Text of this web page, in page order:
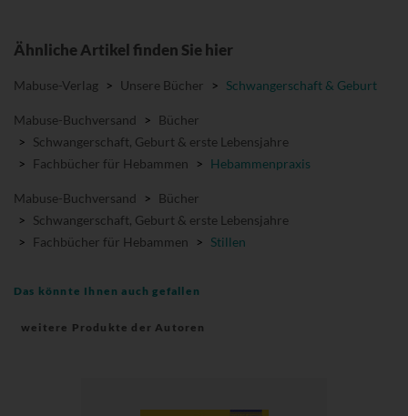
Ähnliche Artikel finden Sie hier
Mabuse-Verlag > Unsere Bücher > Schwangerschaft & Geburt
Mabuse-Buchversand > Bücher
> Schwangerschaft, Geburt & erste Lebensjahre
> Fachbücher für Hebammen > Hebammenpraxis
Mabuse-Buchversand > Bücher
> Schwangerschaft, Geburt & erste Lebensjahre
> Fachbücher für Hebammen > Stillen
Das könnte Ihnen auch gefallen
weitere Produkte der Autoren